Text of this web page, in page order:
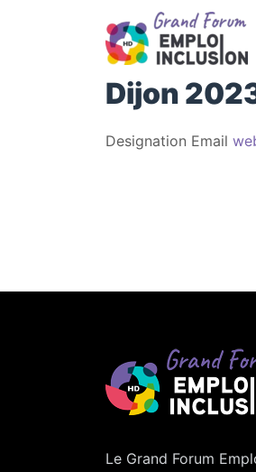
Dijon
Designation Email
Le Grand Forum